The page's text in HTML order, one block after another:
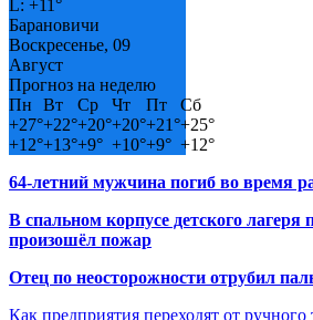
L: +11°
Барановичи
Воскресенье, 09
Август
Прогноз на неделю
Пн
Вт Ср Чт Пт
Сб
+27°+22°+20°+20°+21°+25°
+12°+13°+9° +10°+9° +12°
64-летний мужчина погиб во время
В спальном корпусе детского
произошёл пожар
Отец по неосторожности отрубил
Как предприятия переходят от ручного